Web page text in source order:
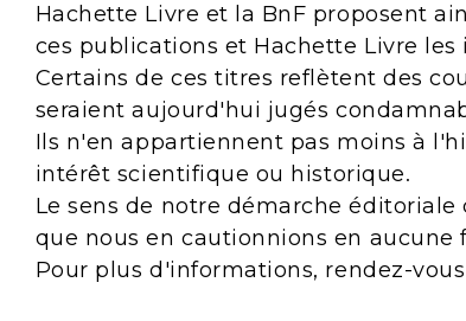
Hachette Livre et la BnF proposent
ces publications et Hachette Livre
Certains de ces titres reflètent des
seraient aujourd'hui jugés
Ils n'en appartiennent pas moins à
intérêt scientifique ou historique.
Le sens de notre démarche
que nous en cautionnions en aucune
Pour plus d'informations, rendez-